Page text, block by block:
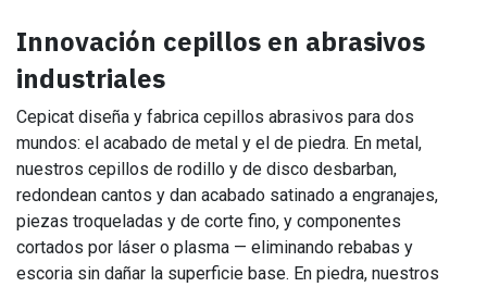
Innovación cepillos en abrasivos
industriales
Cepicat diseña y fabrica cepillos abrasivos para dos
mundos: el acabado de metal y el de piedra. En metal,
nuestros cepillos de rodillo y de disco desbarban,
redondean cantos y dan acabado satinado a engranajes,
piezas troqueladas y de corte fino, y componentes
cortados por láser o plasma — eliminando rebabas y
escoria sin dañar la superficie base. En piedra, nuestros